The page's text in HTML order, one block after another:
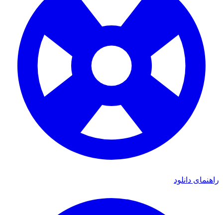
راهنمای دانلود